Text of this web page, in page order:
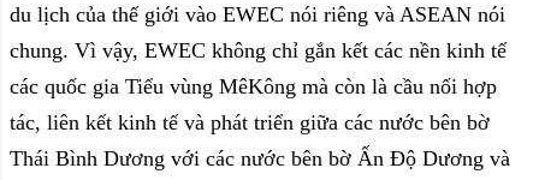
du lịch của thế giới vào EWEC nói riêng và ASEAN nói
chung. Vì vậy, EWEC không chỉ gắn kết các nền kinh tế
các quốc gia Tiểu vùng MêKông mà còn là cầu nối hợp
tác, liên kết kinh tế và phát triển giữa các nước bên bờ
Thái Bình Dương với các nước bên bờ Ấn Ðộ Dương và